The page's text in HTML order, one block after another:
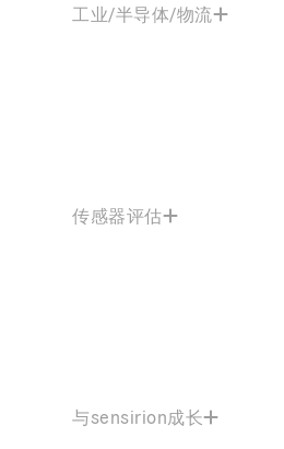
工业/半导体/物流
传感器评估
与sensirion成长